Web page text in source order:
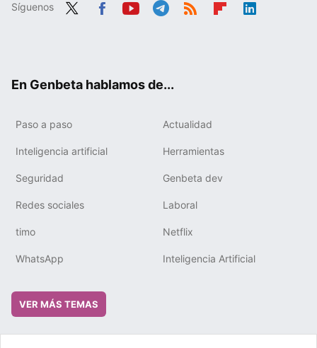
Síguenos
En Genbeta hablamos de...
Paso a paso Actualidad
Inteligencia artificial Herramientas
Seguridad Genbeta dev
Redes sociales Laboral
timo Netflix
WhatsApp Inteligencia Artificial
VER MÁS TEMAS